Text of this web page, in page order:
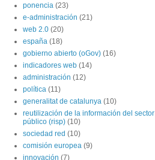
ponencia (23)
e-administración (21)
web 2.0 (20)
españa (18)
gobierno abierto (oGov) (16)
indicadores web (14)
administración (12)
política (11)
generalitat de catalunya (10)
reutilización de la información del sector
público (risp) (10)
sociedad red (10)
comisión europea (9)
innovación (7)